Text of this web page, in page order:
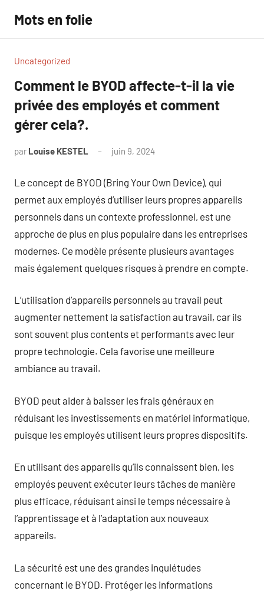
contenu
Mots en folie
Uncategorized
Comment le BYOD affecte-t-il la vie
privée des employés et comment
gérer cela?.
par Louise KESTEL juin 9, 2024
Le concept de BYOD (Bring Your Own Device), qui
permet aux employés d’utiliser leurs propres appareils
personnels dans un contexte professionnel, est une
approche de plus en plus populaire dans les entreprises
modernes. Ce modèle présente plusieurs avantages
mais également quelques risques à prendre en compte.
L’utilisation d’appareils personnels au travail peut
augmenter nettement la satisfaction au travail, car ils
sont souvent plus contents et performants avec leur
propre technologie. Cela favorise une meilleure
ambiance au travail.
BYOD peut aider à baisser les frais généraux en
réduisant les investissements en matériel informatique,
puisque les employés utilisent leurs propres dispositifs.
En utilisant des appareils qu’ils connaissent bien, les
employés peuvent exécuter leurs tâches de manière
plus efficace, réduisant ainsi le temps nécessaire à
l’apprentissage et à l’adaptation aux nouveaux
appareils.
La sécurité est une des grandes inquiétudes
concernant le BYOD. Protéger les informations